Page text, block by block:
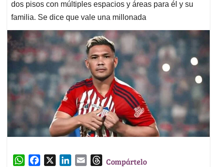
dos pisos con múltiples espacios y áreas para él y su
familia. Se dice que vale una millonada
W
TCompártelo